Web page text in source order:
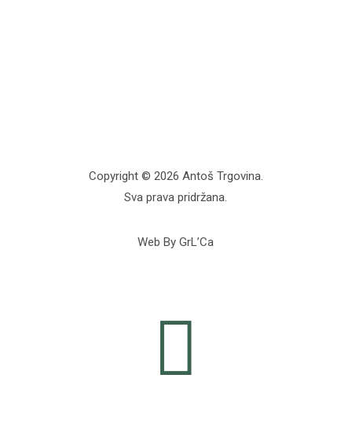
Copyright © 2026 Antoš Trgovina.
Sva prava pridržana.
Web By GrL’Ca
